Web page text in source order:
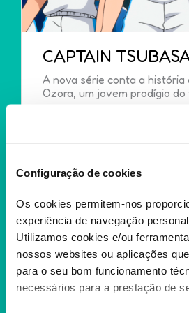
Configuração de cookies
Os cookies permitem-nos
experiência de navegação
Utilizamos cookies e/ou
nossos websites ou aplicações
para o seu bom funcionamento
necessários para a prestação de
CAPTAIN
A nova série conta a história
Ozora, um jovem prodígio do